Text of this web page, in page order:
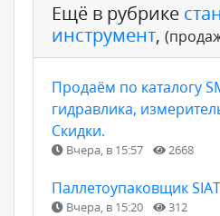
Ещё в рубрике
инструмент,
Продаём по каталогу
гидравлика,
Скидки.
Вчера, в 15:57 2668
Паллетоупаковщик
Вчера, в 15:20 312